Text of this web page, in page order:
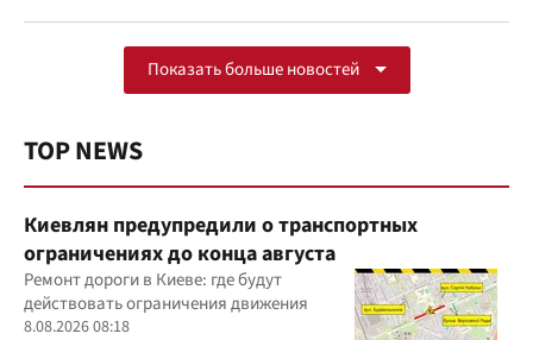
Показать больше новостей
TOP NEWS
Киевлян предупредили о транспортных
ограничениях до конца августа
Ремонт дороги в Киеве: где будут
действовать ограничения движения
8.08.2026 08:18